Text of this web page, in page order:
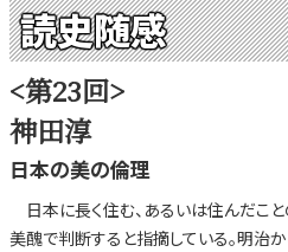
読史随感
<第23回>
神田淳
日本の美の倫理
日本に長く住む、あるいは住んだこ
美醜で判断すると指摘している。明治